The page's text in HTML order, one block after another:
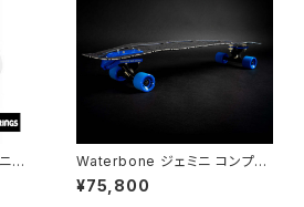
ン
Waterbone ジェミニ コンプリ
ート
¥75,800